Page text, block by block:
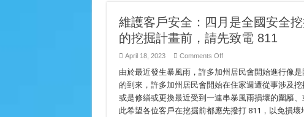
維護客戶安全：四月是全國安全
的挖掘計畫前，請先致電 811
April 18, 2023 Comments Offon
護
客
戶
安
全：
由於最近發生暴風雨，許多加州居民會開始進行像
的到來，許多加州居民會開始在住家週遭從事涉及
或是修繕或更換最近受到一連串暴風雨損壞的圍籬
此希望各位客戶在挖掘前都應先撥打 811，以免損